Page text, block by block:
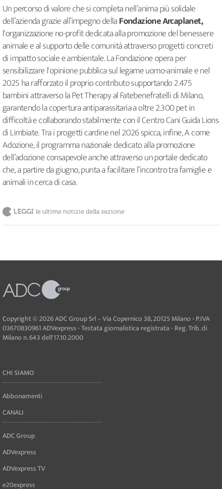
Un percorso di valore che si completa nell’anima più solidale
dell’azienda grazie all’impegno dellaFondazione Arcaplanet,
l'organizzazione no-profit dedicata alla promozione del benessere
animale e al supporto delle comunità attraverso progetti concreti
di impatto sociale e ambientale. La Fondazione opera per
sensibilizzare l'opinione pubblica sul legame uomo-animale e nel
2025 ha rafforzato il proprio contributo supportando 2.475
bambini attraverso la Pet Therapy al Fatebenefratelli di Milano,
garantendo la copertura antiparassitaria a oltre 2.300 pet in
difficoltà e collaborando stabilmente con il Centro Cani Guida Lions
di Limbiate. Tra i progetti cardine nel 2026 spicca, infine, A come
Adozione, il programma nazionale dedicato alla promozione
dell’adozione consapevole anche attraverso un portale dedicato
che, a partire da giugno, punta a facilitare l’incontro tra famiglie e
animali in cerca di casa.
LEGGI le ultime notizie della sezione
Copyright © 2026 ADC Group Srl – Via Copernico 38, 20125 Milano - P.IVA
03670830961 ADVexpress - Testata giornalistica registrata - Reg. Trib. di
Milano n. 643 dell'17.10.2000
CHI SIAMO
Abbonamenti
CANALI
ADC Group
ADVexpress
ADVexpress TV
e20express